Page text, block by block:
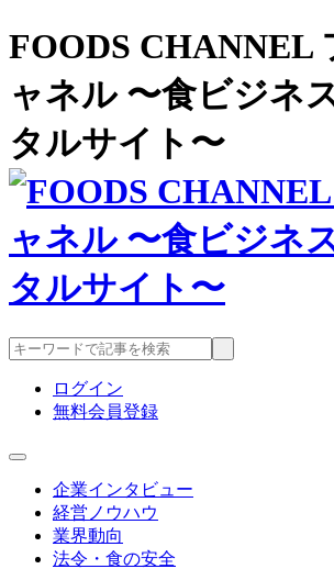
FOODS CHANNEL
ャネル 〜食ビジネ
タルサイト〜
ログイン
無料会員登録
企業インタビュー
経営ノウハウ
業界動向
法令・食の安全